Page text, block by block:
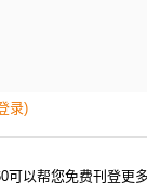
录)
可以帮您免费刊登更